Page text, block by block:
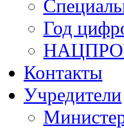
Год
Контакты
Учредители